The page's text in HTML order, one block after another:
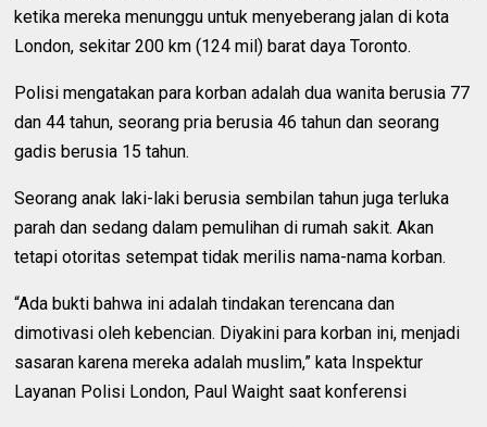
ketika mereka menunggu untuk menyeberang jalan di kota
London, sekitar 200 km (124 mil) barat daya Toronto.
Polisi mengatakan para korban adalah dua wanita berusia 77
dan 44 tahun, seorang pria berusia 46 tahun dan seorang
gadis berusia 15 tahun.
Seorang anak laki-laki berusia sembilan tahun juga terluka
parah dan sedang dalam pemulihan di rumah sakit. Akan
tetapi otoritas setempat tidak merilis nama-nama korban.
“Ada bukti bahwa ini adalah tindakan terencana dan
dimotivasi oleh kebencian. Diyakini para korban ini, menjadi
sasaran karena mereka adalah muslim,” kata Inspektur
Layanan Polisi London, Paul Waight saat konferensi